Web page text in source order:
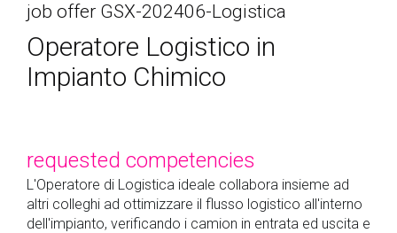
job offer GSX-202406-Logistica
Operatore Logistico in
Impianto Chimico
requested competencies
L'Operatore di Logistica ideale collabora insieme ad
altri colleghi ad ottimizzare il flusso logistico all'interno
dell'impianto, verificando i camion in entrata ed uscita e